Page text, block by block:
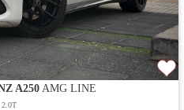
A250AMG LINE
2.0T